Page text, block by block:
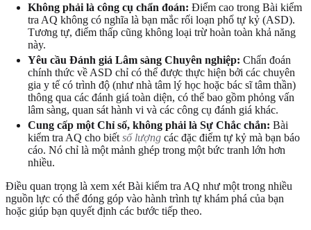
Không phải là công cụ chẩn đoán: Điểm cao trong Bài kiểm
tra AQ không có nghĩa là bạn mắc rối loạn phổ tự kỷ (ASD).
Tương tự, điểm thấp cũng không loại trừ hoàn toàn khả năng
này.
Yêu cầu Đánh giá Lâm sàng Chuyên nghiệp: Chẩn đoán
chính thức về ASD chỉ có thể được thực hiện bởi các chuyên
gia y tế có trình độ (như nhà tâm lý học hoặc bác sĩ tâm thần)
thông qua các đánh giá toàn diện, có thể bao gồm phỏng vấn
lâm sàng, quan sát hành vi và các công cụ đánh giá khác.
Cung cấp một Chỉ số, không phải là Sự Chắc chắn: Bài
kiểm tra AQ cho biết số lượng các đặc điểm tự kỷ mà bạn báo
cáo. Nó chỉ là một mảnh ghép trong một bức tranh lớn hơn
nhiều.
Điều quan trọng là xem xét Bài kiểm tra AQ như một trong nhiều
nguồn lực có thể đóng góp vào hành trình tự khám phá của bạn
hoặc giúp bạn quyết định các bước tiếp theo.